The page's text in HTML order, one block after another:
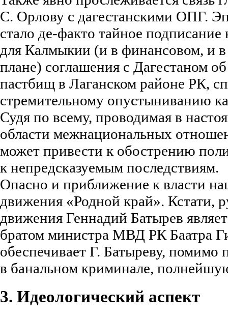
С. Орлову с дагестанскими ОПГ.
стало де-факто тайное подписание
для Калмыкии (и в финансовом, и
плане) соглашения с Дагестаном
пастбищ в Лаганском районе РК,
стремительному опустыниванию
Судя по всему, проводимая в
области межнациональных
может привести к обострению
к непредсказуемым последствиям.
Опасно и приближение к власти
движения «Родной край». Кстати,
движения Геннадий Батырев
братом министра МВД РК Баатра
обеспечивает Г. Батыреву, помимо
в банальном криминале,
3. Идеологический аспект